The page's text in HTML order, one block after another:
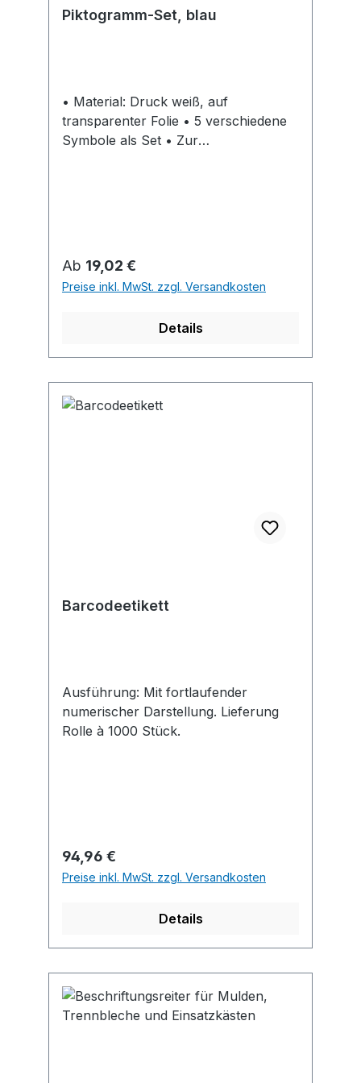
Piktogramm-Set, blau
• Material: Druck weiß, auf
transparenter Folie • 5 verschiedene
Symbole als Set • Zur
Regulärer Preis:
Ab 19,02 €
Preise inkl. MwSt. zzgl. Versandkosten
Details
Barcodeetikett
Ausführung: Mit fortlaufender
numerischer Darstellung. Lieferung
Rolle à 1000 Stück.
Regulärer Preis:
94,96 €
Preise inkl. MwSt. zzgl. Versandkosten
Details